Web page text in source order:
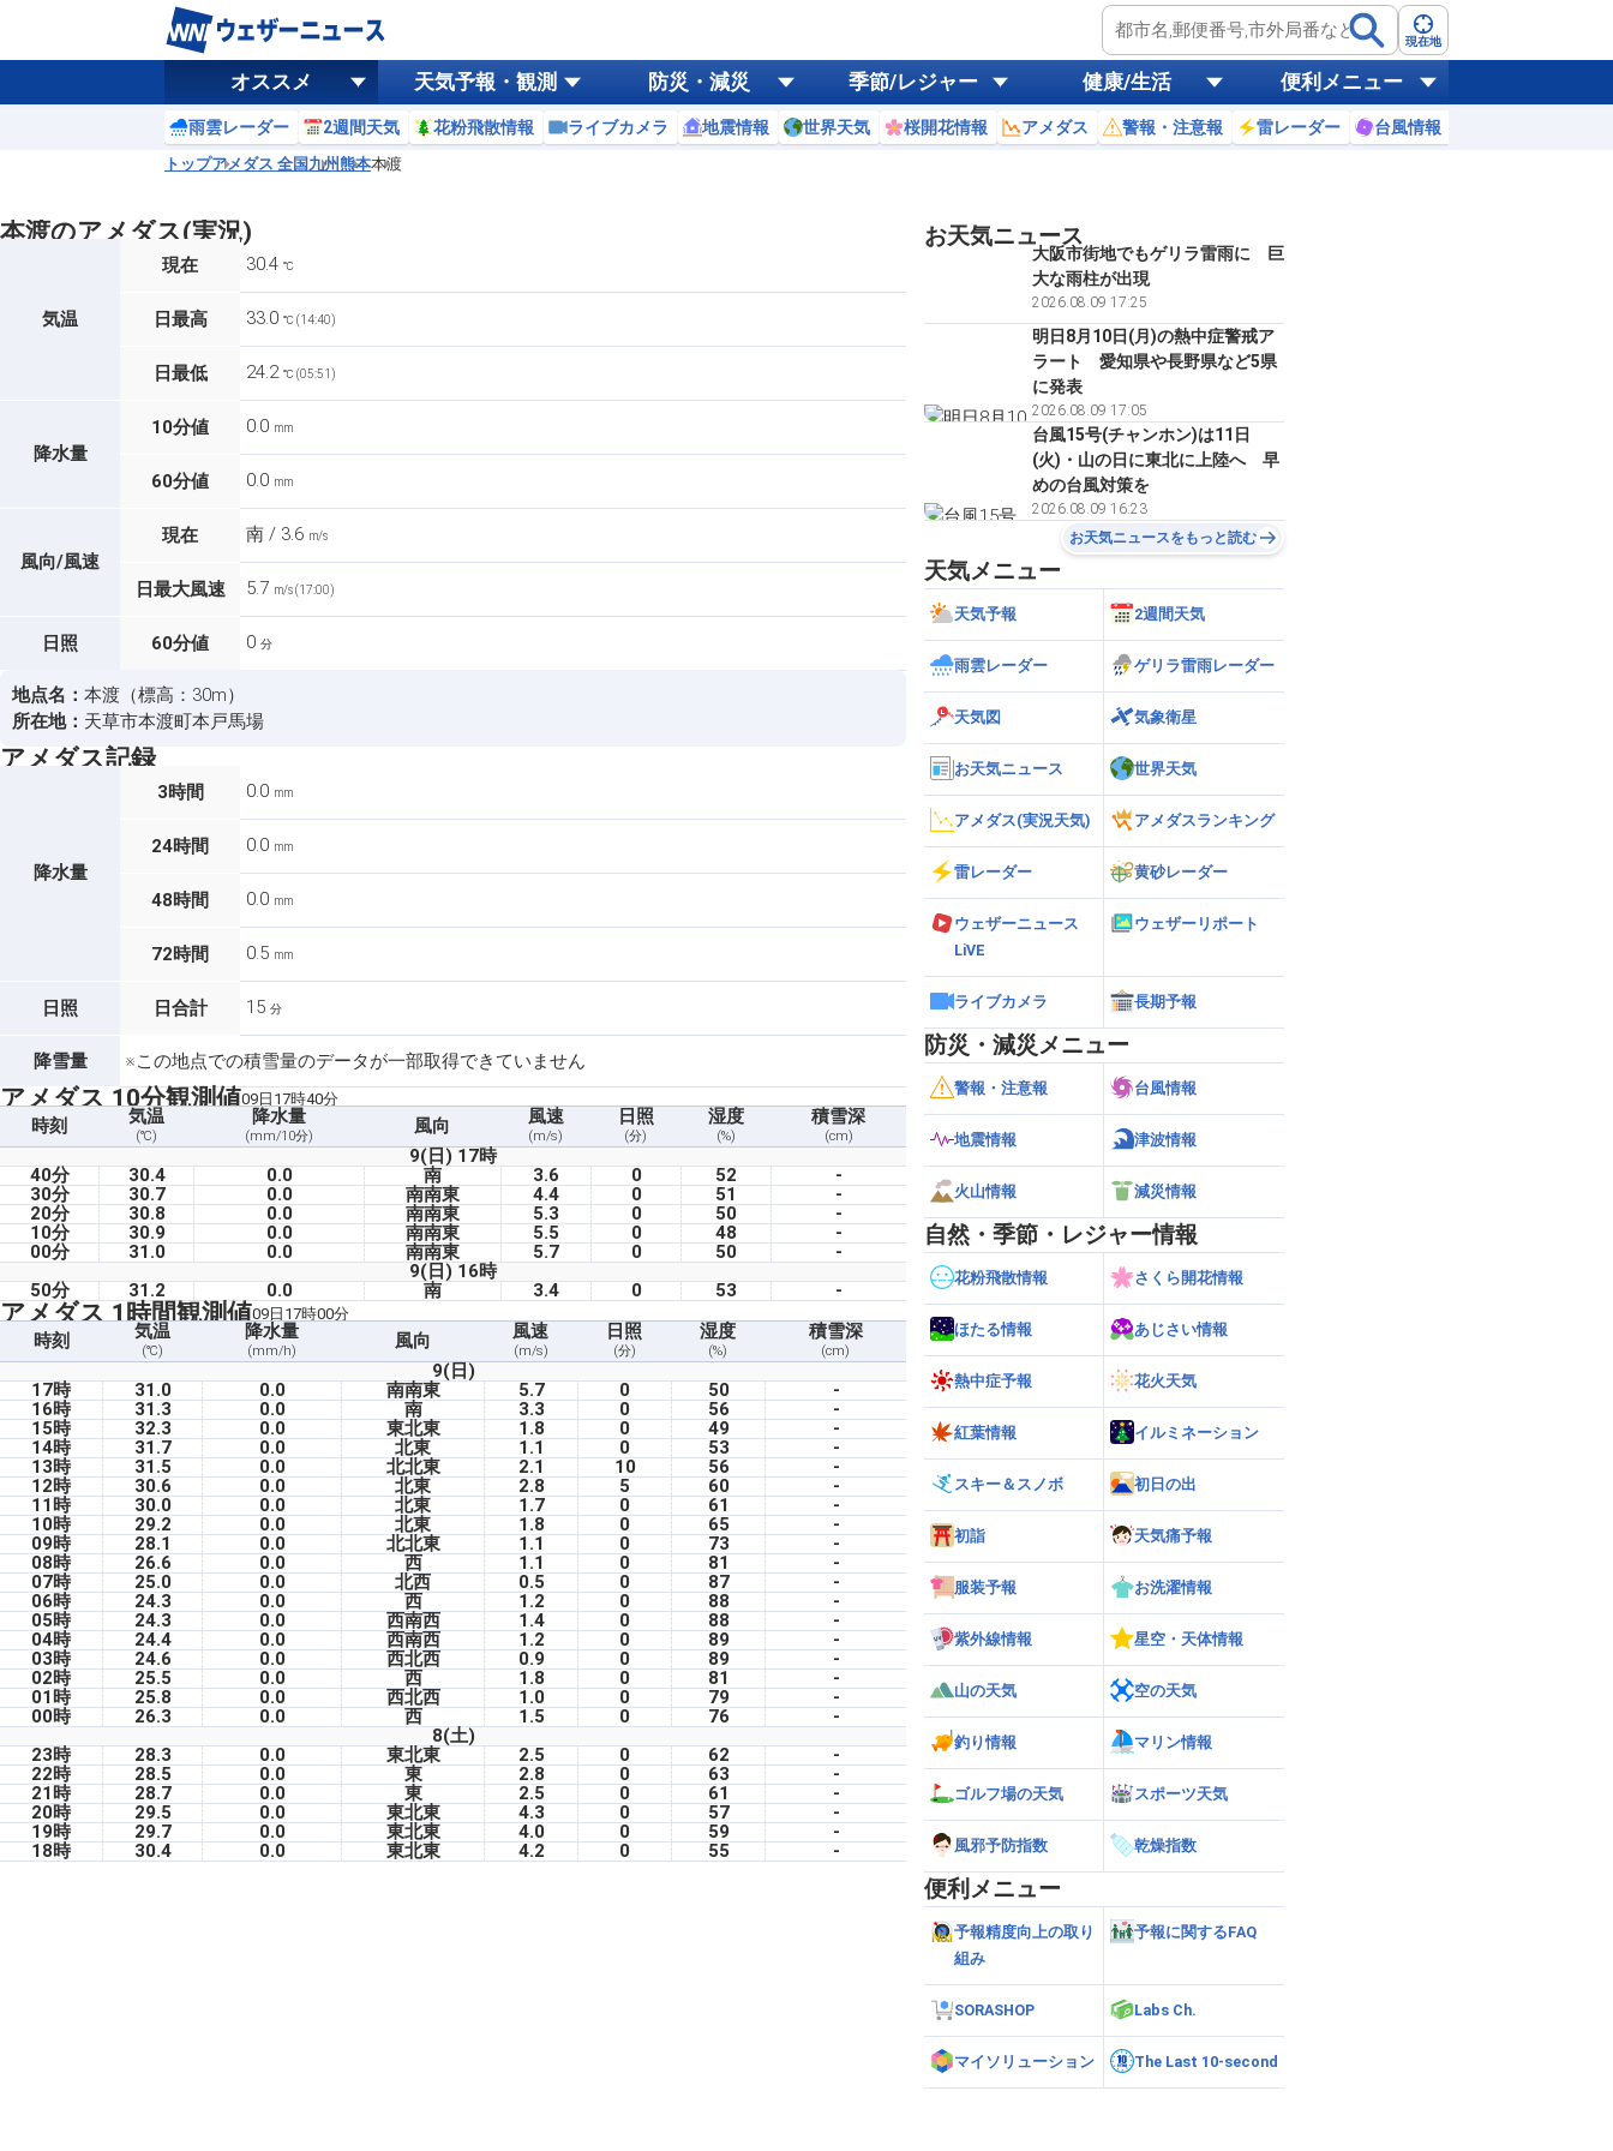
現在地
オススメ 天気予報・観測 防災・減災 季節/レジャー 健康/生活 便利メニュー
雨雲レーダー 2週間天気 花粉飛散情報 ライブカメラ 地震情報 世界天気 桜開花情報 アメダス 警報・注意報 雷レーダー 台風情報
トップアメダス 全国 九州熊本本渡
本渡のアメダス(実況)
気温
現在 30.4 ℃
日最高 33.0 ℃ (14:40)
日最低 24.2 ℃ (05:51)
降水量
10分値 0.0 mm
60分値 0.0 mm
風向/風速
現在 南 / 3.6 m/s
日最大風速 5.7 m/s (17:00)
日照 60分値 0 分
地点名： 本渡（標高：30m）
所在地： 天草市本渡町本戸馬場
アメダス記録
降水量
3時間 0.0 mm
24時間 0.0 mm
48時間 0.0 mm
72時間 0.5 mm
日照 日合計 15 分
降雪量 ※この地点での積雪量のデータが一部取得できていません
アメダス 10分観測値09日17時40分
時刻 気温
(℃)
降水量
(mm/10分) 風向 風速
(m/s)
日照
(分)
湿度
(%)
積雪深
(cm)
9(日) 17時
40分
30.4 0.0 南 3.6 0 52
-
30分
30.7 0.0 南南東 4.4 0 51
-
20分
30.8 0.0 南南東 5.3 0 50
-
10分
30.9 0.0 南南東 5.5 0 48
-
00分
31.0 0.0 南南東 5.7 0 50
-
9(日) 16時
50分
31.2 0.0 南 3.4 0 53 -
アメダス 1時間観測値09日17時00分
時刻 気温
(℃)
降水量
(mm/h) 風向 風速
(m/s)
日照
(分)
湿度
(%)
積雪深
(cm)
9(日)
17時
31.0 0.0 南南東 5.7 0 50
-
16時
31.3 0.0 南 3.3 0 56
-
15時
32.3 0.0 東北東 1.8 0 49
-
14時
31.7 0.0 北東 1.1 0 53
-
13時
31.5 0.0 北北東 2.1 10 56
-
12時
30.6 0.0 北東 2.8 5 60
-
11時
30.0 0.0 北東 1.7 0 61
-
10時
29.2 0.0 北東 1.8 0 65
-
09時
28.1 0.0 北北東 1.1 0 73
-
08時
26.6 0.0 西 1.1 0 81
-
07時
25.0 0.0 北西 0.5 0 87
-
06時
24.3 0.0 西 1.2 0 88
-
05時
24.3 0.0 西南西 1.4 0 88
-
04時
24.4 0.0 西南西 1.2 0 89
-
03時
24.6 0.0 西北西 0.9 0 89
-
02時
25.5 0.0 西 1.8 0 81
-
01時
25.8 0.0 西北西 1.0 0 79
-
00時
26.3 0.0 西 1.5 0 76
-
8(土)
23時
28.3 0.0 東北東 2.5 0 62
-
22時
28.5 0.0 東 2.8 0 63
-
21時
28.7 0.0 東 2.5 0 61
-
20時
29.5 0.0 東北東 4.3 0 57
-
19時
29.7 0.0 東北東 4.0 0 59
-
18時
30.4 0.0 東北東 4.2 0 55 -
お天気ニュース
大阪市街地でもゲリラ雷雨に 巨
大な雨柱が出現
2026.08.09 17:25
明日8月10日(月)の熱中症警戒ア
ラート 愛知県や長野県など5県
に発表
2026.08.09 17:05
台風15号(チャンホン)は11日
(火)・山の日に東北に上陸へ 早
めの台風対策を
2026.08.09 16:23
お天気ニュースをもっと読む
天気メニュー
天気予報 2週間天気
雨雲レーダー ゲリラ雷雨レーダー
天気図 気象衛星
お天気ニュース 世界天気
アメダス(実況天気) アメダスランキング
雷レーダー 黄砂レーダー
ウェザーニュース
LiVE
ウェザーリポート
ライブカメラ 長期予報
防災・減災メニュー
警報・注意報 台風情報
地震情報 津波情報
火山情報 減災情報
自然・季節・レジャー情報
花粉飛散情報 さくら開花情報
ほたる情報 あじさい情報
熱中症予報 花火天気
紅葉情報 イルミネーション
スキー＆スノボ 初日の出
初詣 天気痛予報
服装予報 お洗濯情報
紫外線情報 星空・天体情報
山の天気 空の天気
釣り情報 マリン情報
ゴルフ場の天気 スポーツ天気
風邪予防指数 乾燥指数
便利メニュー
予報精度向上の取り
組み
予報に関するFAQ
SORASHOP Labs Ch.
マイソリューション The Last 10-second